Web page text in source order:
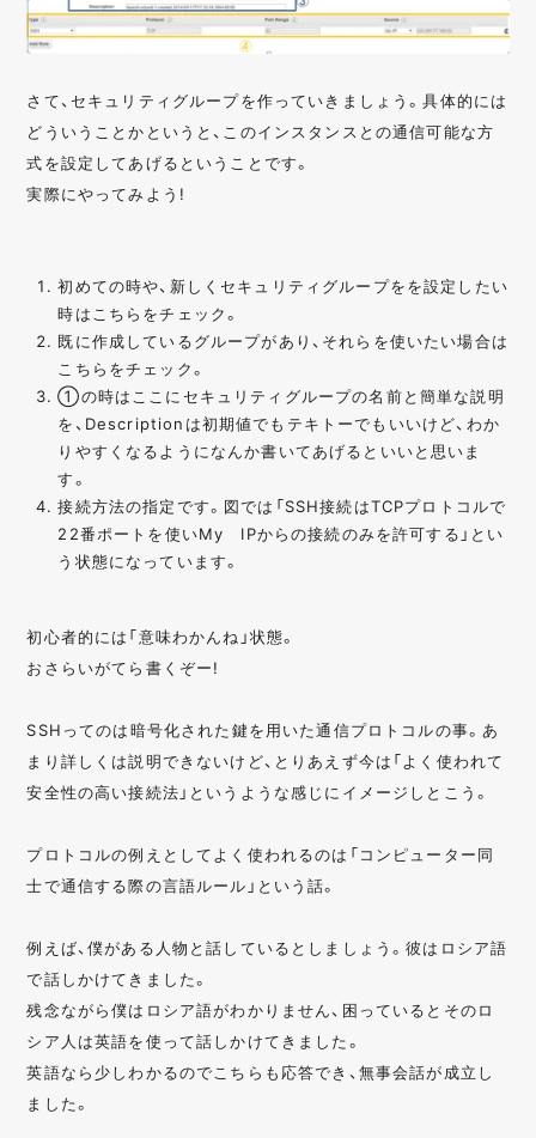
さて、セキュリティグループを作っていきましょう。具体的には
どういうことかというと、このインスタンスとの通信可能な方
式を設定してあげるということです。
実際にやってみよう!
初めての時や、新しくセキュリティグループをを設定したい
時はこちらをチェック。
既に作成しているグループがあり、それらを使いたい場合は
こちらをチェック。
①の時はここにセキュリティグループの名前と簡単な説明
を、Descriptionは初期値でもテキトーでもいいけど、わか
りやすくなるようになんか書いてあげるといいと思いま
す。
接続方法の指定です。図では「SSH接続はTCPプロトコルで
22番ポートを使いMy IPからの接続のみを許可する」とい
う状態になっています。
初心者的には「意味わかんね」状態。
おさらいがてら書くぞー!
SSHってのは暗号化された鍵を用いた通信プロトコルの事。あ
まり詳しくは説明できないけど、とりあえず今は「よく使われて
安全性の高い接続法」というような感じにイメージしとこう。
プロトコルの例えとしてよく使われるのは「コンピューター同
士で通信する際の言語ルール」という話。
例えば、僕がある人物と話しているとしましょう。彼はロシア語
で話しかけてきました。
残念ながら僕はロシア語がわかりません、困っているとそのロ
シア人は英語を使って話しかけてきました。
英語なら少しわかるのでこちらも応答でき、無事会話が成立し
ました。